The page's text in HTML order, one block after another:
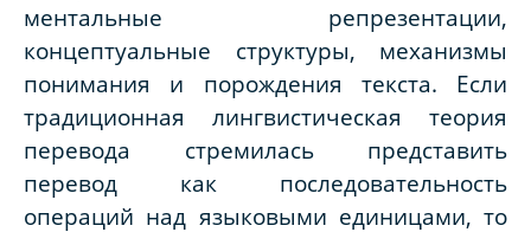
ментальные репрезентации,
концептуальные структуры, механизмы
понимания и порождения текста. Если
традиционная лингвистическая теория
перевода стремилась представить
перевод как последовательность
операций над языковыми единицами, то